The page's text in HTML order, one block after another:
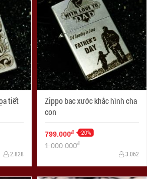
tiết
2.828
Zippo bac xước khắc hình cha
con
799.000đ -20%
1.000.000đ
3.062